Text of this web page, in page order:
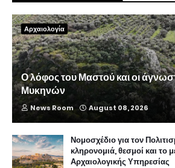
Αρχαιολογία
Ο λόφος του Μαστού και οι
Μυκηνών
News Room August 08, 2026
Νομοσχέδιο για τον
κληρονομιά, θεσμοί και το
Αρχαιολογικής Υπηρεσίας